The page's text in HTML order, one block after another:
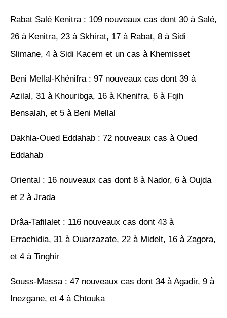
Rabat Salé Kenitra : 109 nouveaux cas dont 30 à Salé,
26 à Kenitra, 23 à Skhirat, 17 à Rabat, 8 à Sidi
Slimane, 4 à Sidi Kacem et un cas à Khemisset
Beni Mellal-Khénifra : 97 nouveaux cas dont 39 à
Azilal, 31 à Khouribga, 16 à Khenifra, 6 à Fqih
Bensalah, et 5 à Beni Mellal
Dakhla-Oued Eddahab : 72 nouveaux cas à Oued
Eddahab
Oriental : 16 nouveaux cas dont 8 à Nador, 6 à Oujda
et 2 à Jrada
Drâa-Tafilalet : 116 nouveaux cas dont 43 à
Errachidia, 31 à Ouarzazate, 22 à Midelt, 16 à Zagora,
et 4 à Tinghir
Souss-Massa : 47 nouveaux cas dont 34 à Agadir, 9 à
Inezgane, et 4 à Chtouka